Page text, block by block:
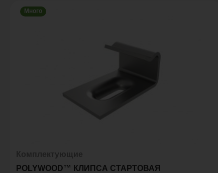
Много
POLYWOOD™ КЛИПСА СТАРТОВАЯ